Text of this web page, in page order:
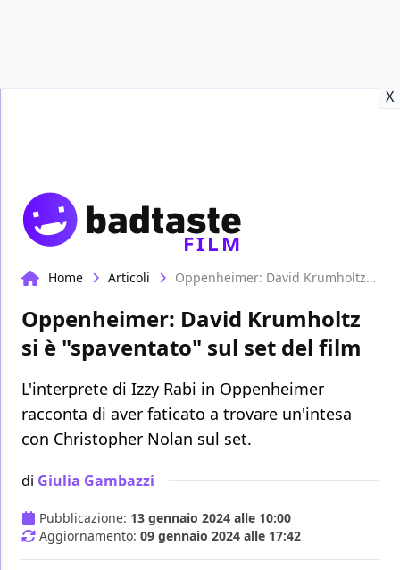
X
FILM
Home Articoli Oppenheimer: David Krumholtz si è "spaventato" sul set del film
Oppenheimer: David Krumholtz
si è "spaventato" sul set del film
L'interprete di Izzy Rabi in Oppenheimer
racconta di aver faticato a trovare un'intesa
con Christopher Nolan sul set.
di Giulia Gambazzi
Pubblicazione: 13 gennaio 2024 alle 10:00
Aggiornamento: 09 gennaio 2024 alle 17:42